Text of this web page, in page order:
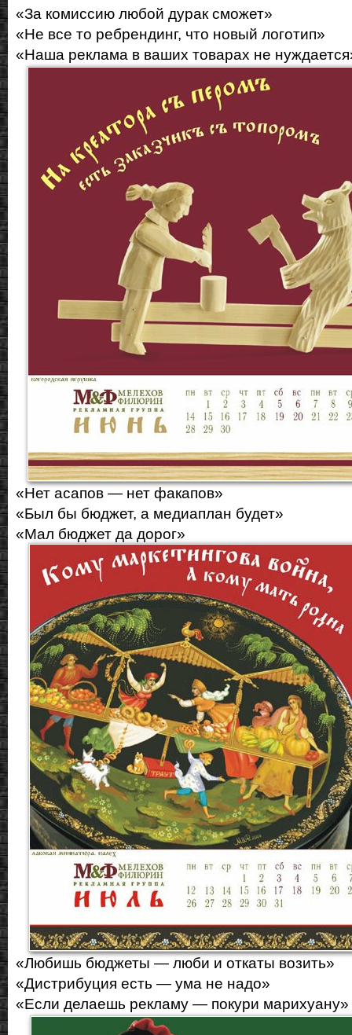
«За комиссию любой дурак сможет»
«Не все то ребрендинг, что новый логотип»
«Наша реклама в ваших товарах не
«Нет асапов — нет факапов»
«Был бы бюджет, а медиаплан будет»
«Мал бюджет да дорог»
«Любишь бюджеты — люби и откаты возить»
«Дистрибуция есть — ума не надо»
«Если делаешь рекламу — покури марихуану»